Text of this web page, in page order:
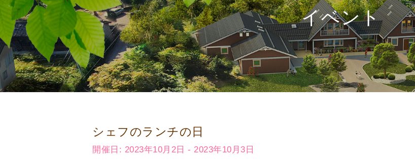
イベント
シェフのランチの日
開催日: 2023年10月2日 - 2023年10月3日